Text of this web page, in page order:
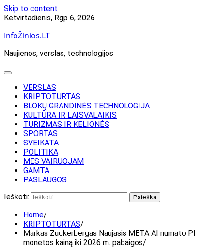
Skip to content
Ketvirtadienis, Rgp 6, 2026
InfoŽinios.LT
Naujienos, verslas, technologijos
VERSLAS
KRIPTOTURTAS
BLOKŲ GRANDINĖS TECHNOLOGIJA
KULTŪRA IR LAISVALAIKIS
TURIZMAS IR KELIONĖS
SPORTAS
SVEIKATA
POLITIKA
MES VAIRUOJAM
GAMTA
PASLAUGOS
Ieškoti:
Home
KRIPTOTURTAS
Markas Zuckerbergas Naujasis META AI numato PI
monetos kainą iki 2026 m. pabaigos